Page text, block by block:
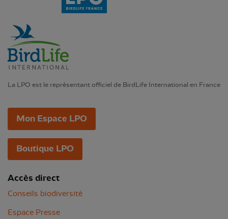
La LPO est le représentant officiel de BirdLife International en France
Mon Espace LPO
Boutique LPO
Accès direct
Conseils biodiversité
Espace Presse